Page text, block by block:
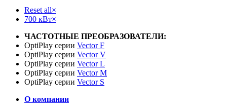
Reset all×
700 кВт×
ЧАСТОТНЫЕ ПРЕОБРАЗОВАТЕЛИ:
OptiPlay серии Vector F
OptiPlay серии Vector V
OptiPlay серии Vector L
OptiPlay серии Vector M
OptiPlay серии Vector S
О компании